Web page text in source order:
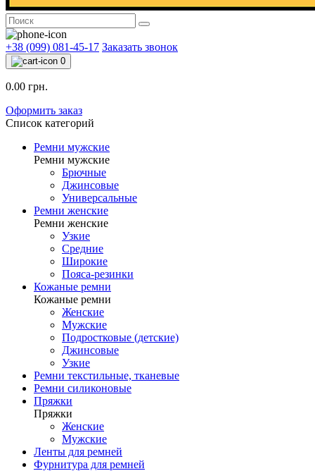
+38 (099) 081-45-17 Заказать звонок
0
0.00 грн.
Оформить заказ
Список категорий
Ремни мужские
Ремни мужские
Брючные
Джинсовые
Универсальные
Ремни женские
Ремни женские
Узкие
Средние
Широкие
Пояса-резинки
Кожаные ремни
Кожаные ремни
Женские
Мужские
Подростковые (детские)
Джинсовые
Узкие
Ремни текстильные, тканевые
Ремни силиконовые
Пряжки
Пряжки
Женские
Мужские
Ленты для ремней
Фурнитура для ремней